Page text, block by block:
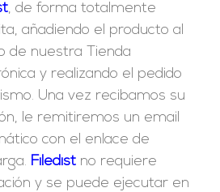
, de forma totalmente
añadiendo el producto al
de nuestra Tienda
y realizando el pedido
Una vez recibamos su
le remitiremos un email
con el enlace de
Filedist no requiere
y se puede ejecutar en